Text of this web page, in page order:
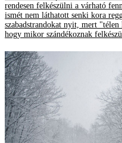
rendesen felkészülni a várható
ismét nem láthatott senki kora
szabadstrandokat nyit, mert
hogy mikor szándékoznak